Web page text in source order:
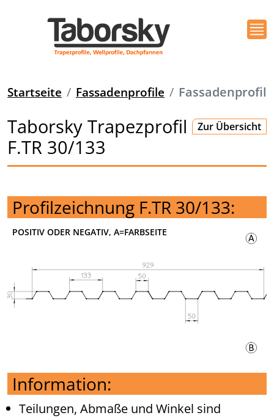
Startseite Fassadenprofile Fassadenprofil
Zur Übersicht
Taborsky Trapezprofil
F.TR 30/133
Profilzeichnung F.TR 30/133:
POSITIV ODER NEGATIV, A=FARBSEITE
Information:
Teilungen, Abmaße und Winkel sind